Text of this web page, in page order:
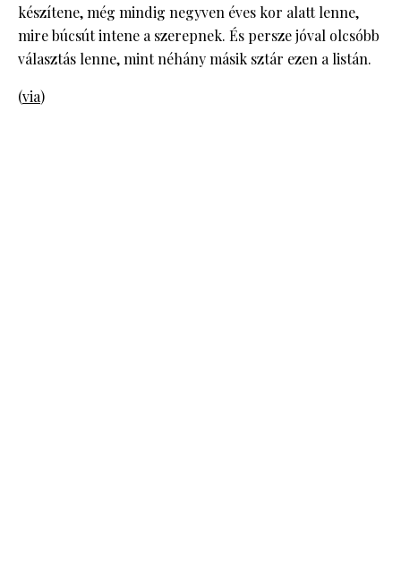
készítene, még mindig negyven éves kor alatt lenne,
mire búcsút intene a szerepnek. És persze jóval olcsóbb
választás lenne, mint néhány másik sztár ezen a listán.
(via)